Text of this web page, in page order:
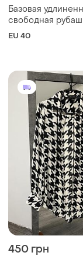
Базовая
свободная
коттон
EU 40
450 грн